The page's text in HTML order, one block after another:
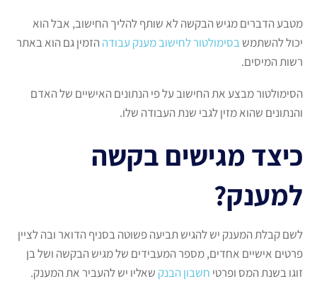
מטבע הדברים מגיש הבקשה לא שותף להליך החישוב, אבל הוא
יכול להשתמשבסימולטור לחישוב מענק עבודההזמין גם הוא באתר
רשות המיסים.
הסימולטור מבצע את החישוב על פי הנתונים האישיים של האדם
והנתונים שהוא מזין לגבי שנת העבודה שלו.
כיצד מגישים בקשה
למענק?
לשם קבלת המענק יש להגיש תביעה פשוטה בסניף הדואר ובה לציין
פרטים אישיים אחדים, מספר המעבידים של מגיש הבקשה ושל בן
זוגו בשנת המס ופרטי חשבון הבנק שאליו יש להעביר את המענק.